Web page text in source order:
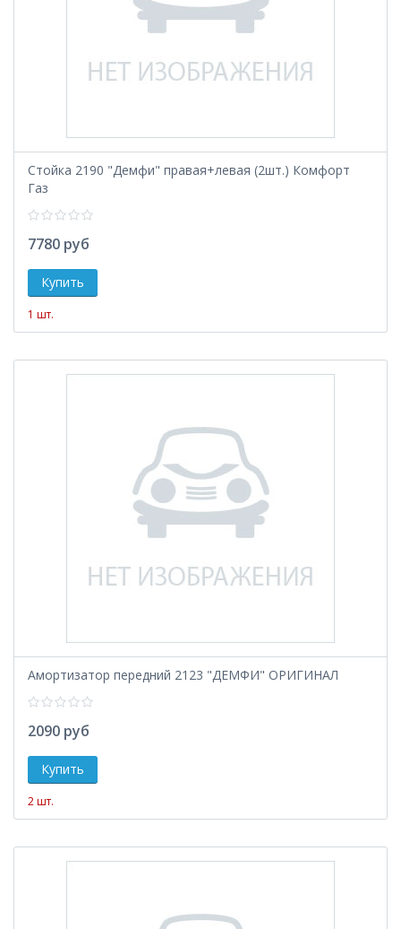
Стойка 2190 "Демфи" правая+левая (2шт.) Комфорт
Газ
7780 руб
1 шт.
Амортизатор передний 2123 "ДЕМФИ" ОРИГИНАЛ
2090 руб
2 шт.